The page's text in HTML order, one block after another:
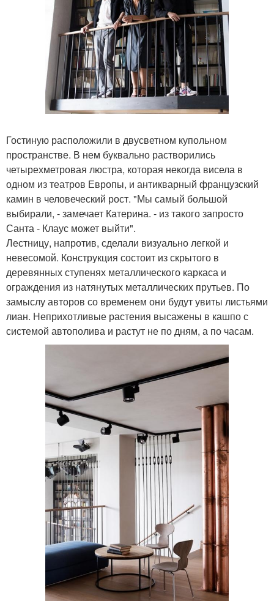
Гостиную расположили в двусветном купольном
пространстве. В нем буквально растворились
четырехметровая люстра, которая некогда висела в
одном из театров Европы, и антикварный французский
камин в человеческий рост. "Мы самый большой
выбирали, - замечает Катерина. - из такого запросто
Санта - Клаус может выйти".
Лестницу, напротив, сделали визуально легкой и
невесомой. Конструкция состоит из скрытого в
деревянных ступенях металлического каркаса и
ограждения из натянутых металлических прутьев. По
замыслу авторов со временем они будут увиты листьями
лиан. Неприхотливые растения высажены в кашпо с
системой автополива и растут не по дням, а по часам.